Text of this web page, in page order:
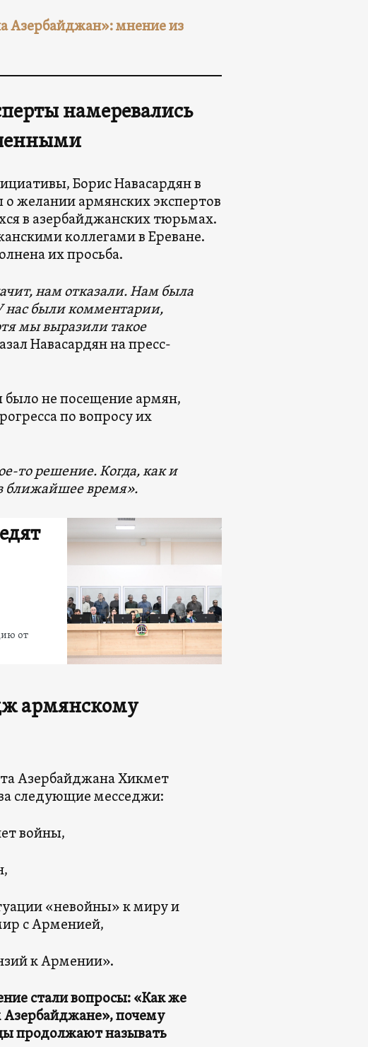
Азербайджан»: мнение из
намеревались
Борис Навасардян в
желании армянских экспертов
в азербайджанских тюрьмах.
коллегами в Ереване.
их просьба.
нам отказали. Нам была
нас были комментарии,
мы выразили такое
Навасардян на пресс-
было не посещение армян,
по вопросу их
то решение. Когда, как и
ближайшее время».
от
армянскому
Азербайджана Хикмет
следующие месседжи:
войны,
«невойны» к миру и
с Арменией,
к Армении».
стали вопросы: «Как же
Азербайджане», почему
продолжают называть